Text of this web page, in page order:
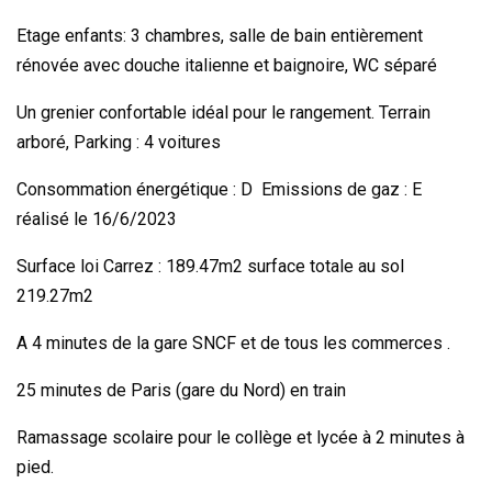
Etage enfants: 3 chambres, salle de bain entièrement
rénovée avec douche italienne et baignoire, WC séparé
Un grenier confortable idéal pour le rangement. Terrain
arboré, Parking : 4 voitures
Consommation énergétique : D Emissions de gaz : E
réalisé le 16/6/2023
Surface loi Carrez : 189.47m2 surface totale au sol
219.27m2
A 4 minutes de la gare SNCF et de tous les commerces .
25 minutes de Paris (gare du Nord) en train
Ramassage scolaire pour le collège et lycée à 2 minutes à
pied.